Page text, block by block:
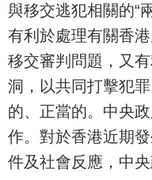
與移交逃犯相關的“
有利於處理有關香
移交審判問題，又
洞，以共同打擊犯
的、正當的。中央
作。對於香港近期
件及社會反應，中央